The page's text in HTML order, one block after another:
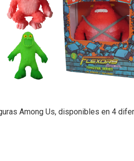
Among Us, disponibles en 4